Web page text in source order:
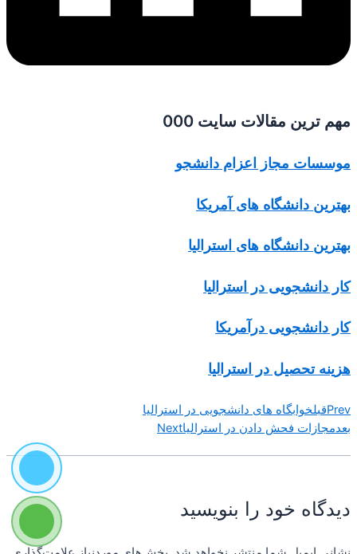
مهم ترین مقالات سایت 000
موسسات مجاز اعزام دانشجو
بهترین دانشگاه های آمریکا
بهترین دانشگاه های استرالیا
کار دانشجویی در استرالیا
کار دانشجویی درآمریکا
هزینه تحصیل در استرالیا
Prevقبلخوابگاه های دانشجویی در استرالیا
بعدمجازات فحش دادن در استرالیاNext
دیدگاه‌ خود را بنویسید